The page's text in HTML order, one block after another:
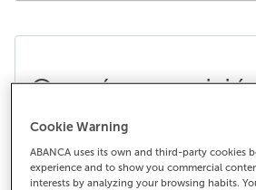
Que é a
administración e
mantemento?
Cookie Warning
ABANCA uses its own and third-party cookies
experience and to show you commercial
interests by analyzing your browsing habits.